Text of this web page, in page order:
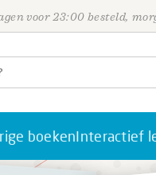
voor 23:00 besteld,
boekenInteractief